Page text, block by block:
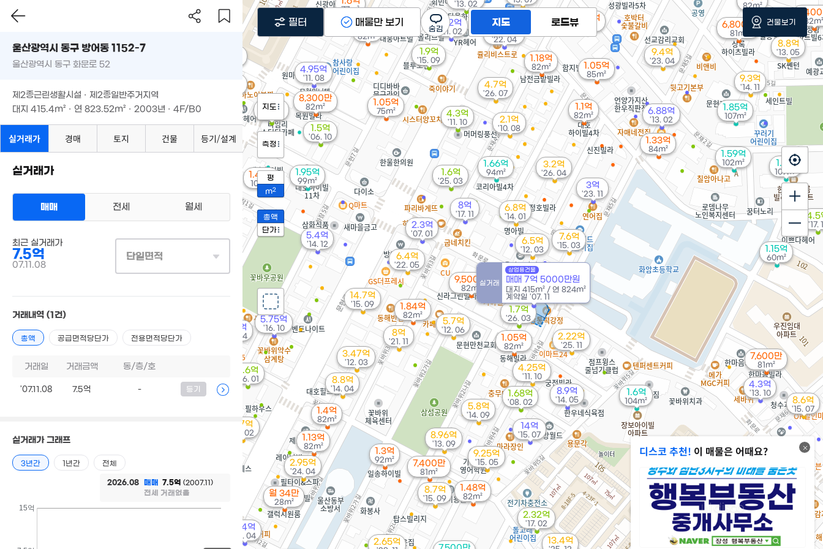
월 34만
28m²
4.7억
'26. 07
7,600만
81m²
3.2억
'26. 04
1.6억
104m²
1.59억
102m²
1.7억
'26. 03
1.94억
6,800만
81m²
4.6억
'26. 01
13.4억
2.22억
'25. 11
8,300만
82m²
9,500만
82m²
1.48억
100m²
1.85억
107m²
1.05억
75m²
7,400만
81m²
1.6억
107m²
1.95억
99m²
1.6억
'25. 03
1.18억
82m² 1.05억
85m²
2.95억
'24. 04
3억
'23. 11
1.1억
82m²
2.65억
1.13억
82m²
1.33억
84m²
9.4억
'23. 04
82m²
1.48억
82m²
1.1억
82m²
1.05억
82m²
6.4억
'22. 05
'22. 04
1.66억
94m²
8억
'21. 11
6.2억
'21. 02
3.33억
'20. 09
82m²
1.3억
92m²
4.9억
'19. 04
8억
'17. 11 4.5
'17.
1.48억
82m²
1.4억
82m²
2.32억
'17. 02
5.75억
'16. 10
8.7억
'15. 09
14.7억
'15. 09
1.9억
'15. 09
14억
'15. 07
77m²
8.6억
'15. 07
9.25억
'15. 05
7.6억
'15. 03
9.7억
'15. 02
5.4억
'14. 12
9.3억
'14. 11
5.8억
'14. 09
8.9억
'14. 05
1.84억
82m²
8.8억
'14. 04
6.8억
'14. 01
4.3억
'13. 10
8.25억
'13. 10
8.96억
'13. 09
8.8억
'13. 05
6.8억
'13. 05
6.88억
'13. 02
'13. 02
2.2억
48m²
5.7억
'12. 06
5.4억
'12. 04
3.47억
'12. 03
6.5억
'12. 03 1.15억
60m²
4.3억
'11. 10
4.25억
'11. 10
4.95억
'11. 08
2.1억
'10. 08
1.68억
'08. 02
2.15억
실거래
상업용건물
매매 7억 5000만원
대지 415m² / 연 824m²
계약일 '07. 11
2.3억
'07. 01
1.5억
'06. 10
디스코 추천! 이 매물은 어때요?
지도 로드뷰
지도
측정
평
m2
총액
단가
필터 매물만 보기 건물보기
울산광역시 동구 방어동 1152-7
울산광역시 동구 화문로 52
제2종근린생활시설 · 제2종일반주거지역
대지 415.4m² · 연 823.52m² · 2003년 · 4F/B0
실거래가 경매 토지 건물 등기/설계
실거래가
매매 전세 월세
최근 실거래가
7.5억
07.11.08
단일면적
거래내역 (1건)
총액 공급면적당단가 전용면적당단가
거래일 거래금액 동/층/호
'07.11.08 7.5억 - 등기
실거래가 그래프
3년간 1년간 전체
2026.08 매매 7.5억 (2007.11)
전세 거래없음
15억